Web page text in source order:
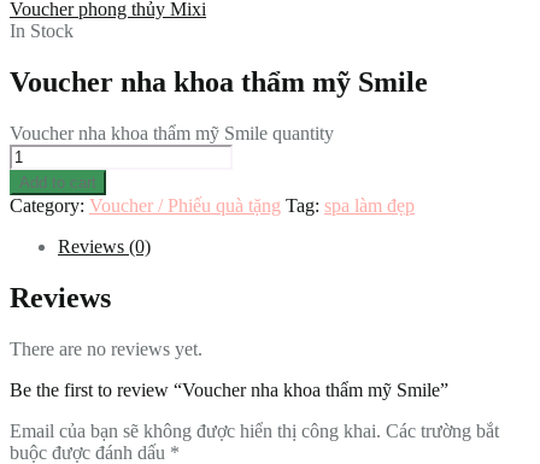
Voucher phong thủy Mixi
In Stock
Voucher nha khoa thẩm mỹ Smile
Voucher nha khoa thẩm mỹ Smile quantity
Add to cart
Category: Voucher / Phiếu quà tặng Tag: spa làm đẹp
Reviews (0)
Reviews
There are no reviews yet.
Be the first to review “Voucher nha khoa thẩm mỹ Smile”
Email của bạn sẽ không được hiển thị công khai. Các trường bắt
buộc được đánh dấu *